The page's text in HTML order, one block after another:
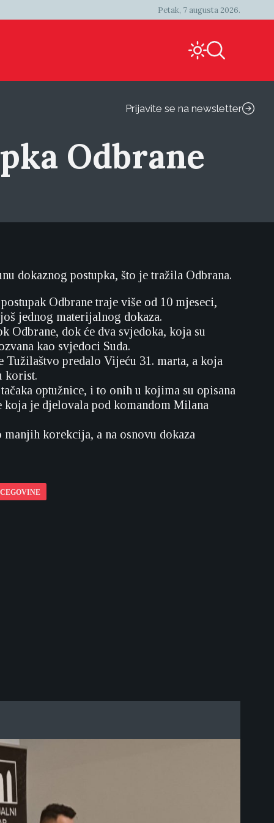
Petak, 7 augusta 2026.
Prijavite se na newsletter
Odbrane
dokaznog postupka, što je tražila Odbrana.
Odbrane traje više od 10 mjeseci,
jednog materijalnog dokaza.
Odbrane, dok će dva svjedoka, koja su
kao svjedoci Suda.
predalo Vijeću 31. marta, a koja
korist.
optužnice, i to onih u kojima su opisana
je djelovala pod komandom Milana
korekcija, a na osnovu dokaza